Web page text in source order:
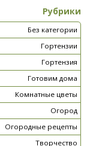
Рубрики
Без категории
Гортензии
Гортензия
Готовим дома
Комнатные цветы
Огород
Огородные рецепты
Творчество